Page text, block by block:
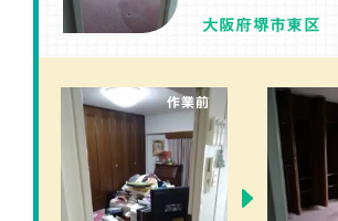
大阪府堺市東区
作業前